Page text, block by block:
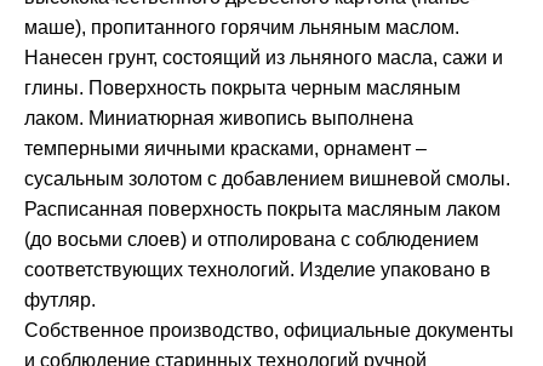
маше), пропитанного горячим льняным маслом.
Нанесен грунт, состоящий из льняного масла, сажи и
глины. Поверхность покрыта черным масляным
лаком. Миниатюрная живопись выполнена
темперными яичными красками, орнамент –
сусальным золотом с добавлением вишневой смолы.
Расписанная поверхность покрыта масляным лаком
(до восьми слоев) и отполирована с соблюдением
соответствующих технологий. Изделие упаковано в
футляр.
Собственное производство, официальные документы
и соблюдение старинных технологий ручной